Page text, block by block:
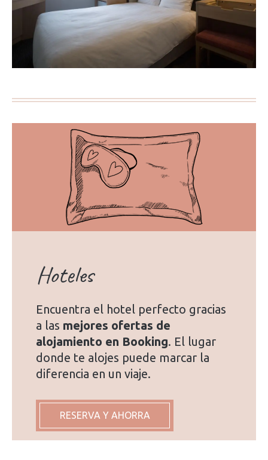
Hoteles
Encuentra el hotel perfecto gracias
a las mejores ofertas de
alojamiento en Booking. El lugar
donde te alojes puede marcar la
diferencia en un viaje.
RESERVA Y AHORRA